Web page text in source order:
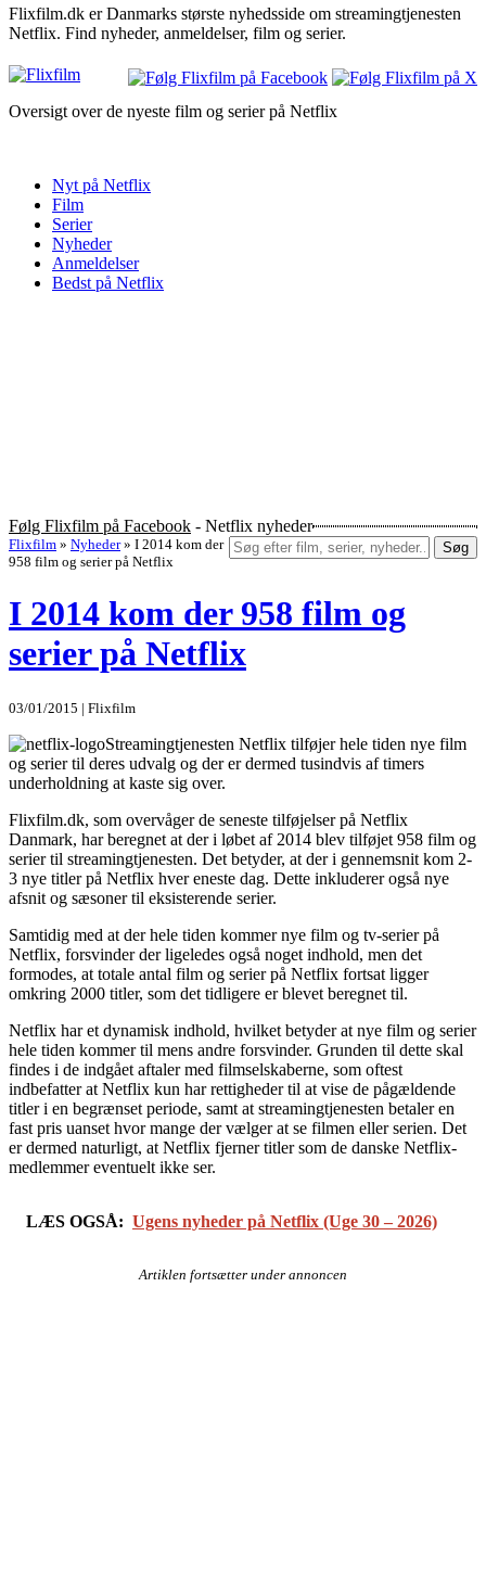
Flixfilm.dk er Danmarks største nyhedsside om streamingtjenesten
Netflix. Find nyheder, anmeldelser, film og serier.
Oversigt over de nyeste film og serier på Netflix
Nyt på Netflix
Film
Serier
Nyheder
Anmeldelser
Bedst på Netflix
Følg Flixfilm på Facebook - Netflix nyheder
Søg
Flixfilm » Nyheder » I 2014 kom der
958 film og serier på Netflix
I 2014 kom der 958 film og
serier på Netflix
03/01/2015 | Flixfilm
Streamingtjenesten Netflix tilføjer hele tiden nye film
og serier til deres udvalg og der er dermed tusindvis af timers
underholdning at kaste sig over.
Flixfilm.dk, som overvåger de seneste tilføjelser på Netflix
Danmark, har beregnet at der i løbet af 2014 blev tilføjet 958 film og
serier til streamingtjenesten. Det betyder, at der i gennemsnit kom 2-
3 nye titler på Netflix hver eneste dag. Dette inkluderer også nye
afsnit og sæsoner til eksisterende serier.
Samtidig med at der hele tiden kommer nye film og tv-serier på
Netflix, forsvinder der ligeledes også noget indhold, men det
formodes, at totale antal film og serier på Netflix fortsat ligger
omkring 2000 titler, som det tidligere er blevet beregnet til.
Netflix har et dynamisk indhold, hvilket betyder at nye film og serier
hele tiden kommer til mens andre forsvinder. Grunden til dette skal
findes i de indgået aftaler med filmselskaberne, som oftest
indbefatter at Netflix kun har rettigheder til at vise de pågældende
titler i en begrænset periode, samt at streamingtjenesten betaler en
fast pris uanset hvor mange der vælger at se filmen eller serien. Det
er dermed naturligt, at Netflix fjerner titler som de danske Netflix-
medlemmer eventuelt ikke ser.
LÆS OGSÅ: Ugens nyheder på Netflix (Uge 30 – 2026)
Artiklen fortsætter under annoncen